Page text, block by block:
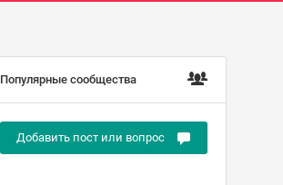
Популярные сообщества
Добавить пост или вопрос